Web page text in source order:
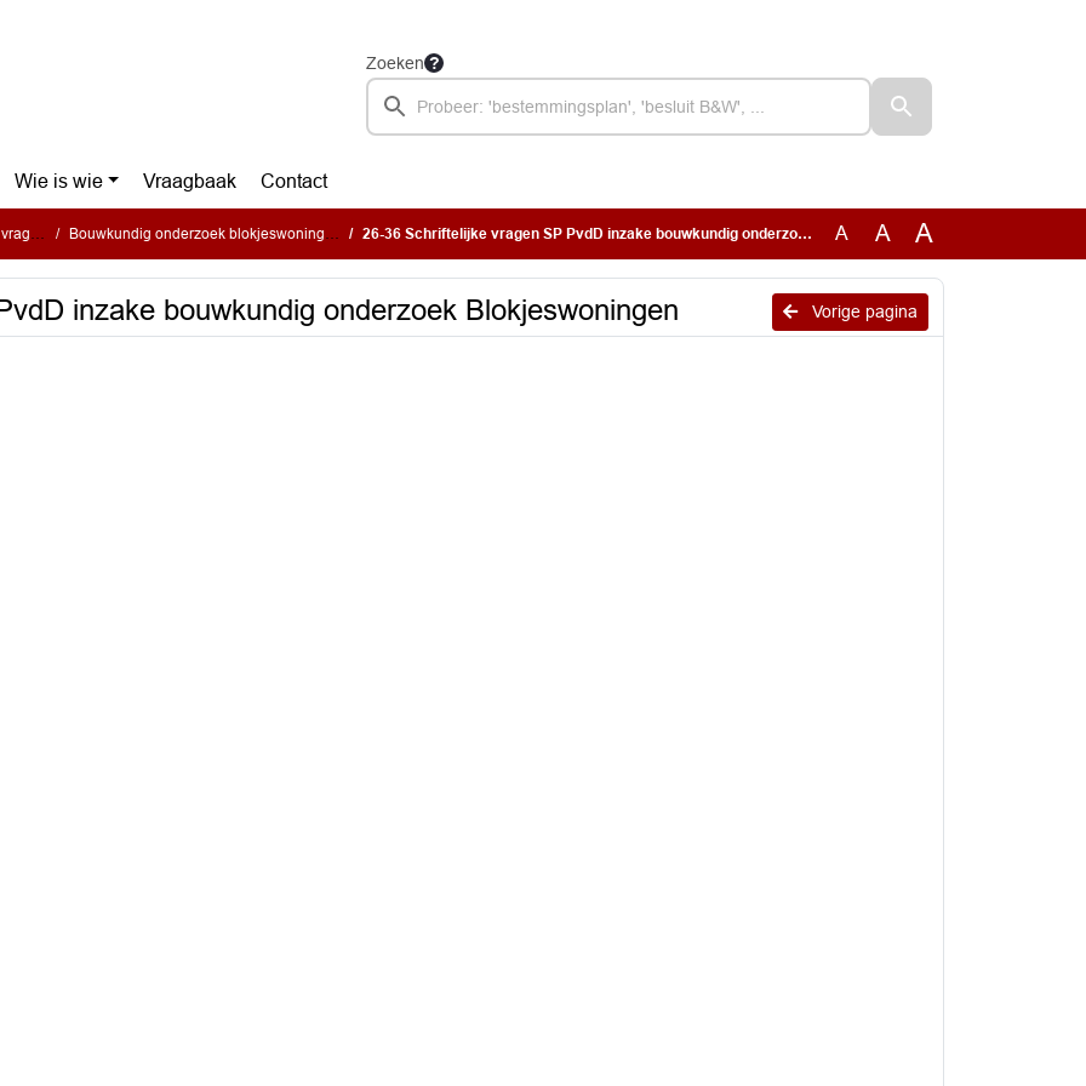
Zoeken
Wie is wie Vraagbaak Contact
Bouwkundig onderzoek blokjeswoningen 26-36 Schriftelijke vragen SP PvdD inzake bouwkundig onderzoek Blokjeswoningen A A A
Vorige pagina
inzake bouwkundig onderzoek Blokjeswoningen